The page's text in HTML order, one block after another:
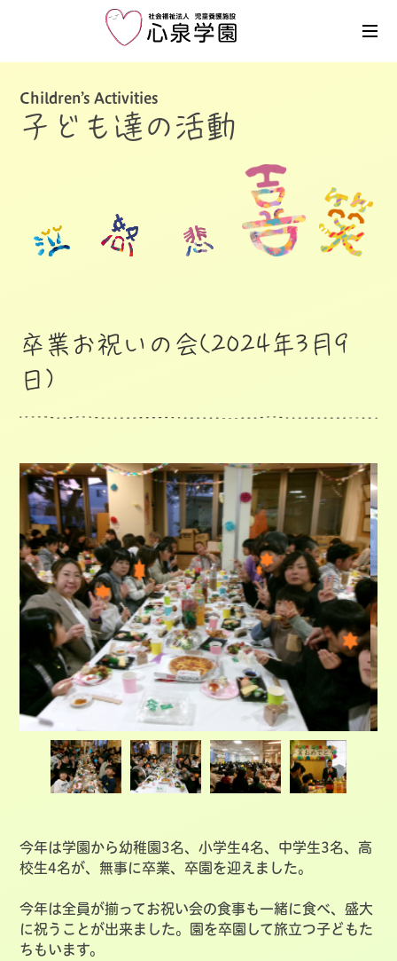
Children’s Activities
子ども達の活動
卒業お祝いの会(2024年3月9
日)
今年は学園から幼稚園3名、小学生4名、中学生3名、高
校生4名が、無事に卒業、卒園を迎えました。
今年は全員が揃ってお祝い会の食事も一緒に食べ、盛大
に祝うことが出来ました。園を卒園して旅立つ子どもた
ちもいます。